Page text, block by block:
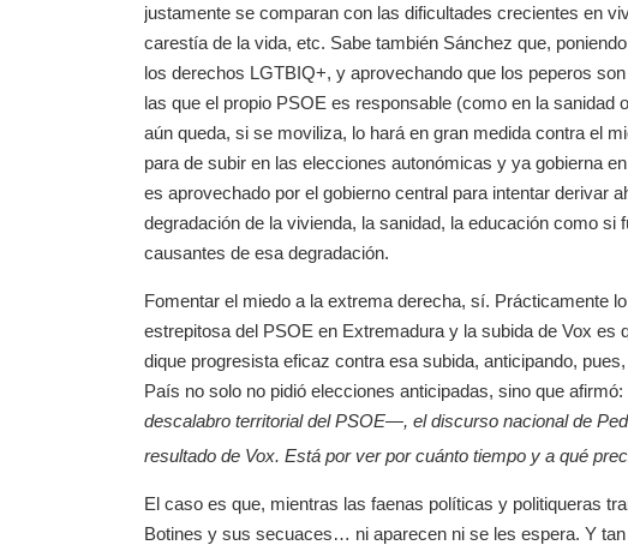
justamente se comparan con las dificultades crecientes en
carestía de la vida, etc. Sabe también Sánchez que,
los derechos LGTBIQ+, y aprovechando que los peperos
las que el propio PSOE es responsable (como en la sanidad
aún queda, si se moviliza, lo hará en gran medida contra el
para de subir en las elecciones autonómicas y ya gobierna
es aprovechado por el gobierno central para intentar derivar
degradación de la vivienda, la sanidad, la educación como
causantes de esa degradación.
Fomentar el miedo a la extrema derecha, sí. Prácticamente
estrepitosa del PSOE en Extremadura y la subida de Vox
dique progresista eficaz contra esa subida, anticipando,
País no solo no pidió elecciones anticipadas, sino que afirmó:
descalabro territorial del PSOE—, el discurso nacional de
resultado de Vox. Está por ver por cuánto tiempo y a qué
El caso es que, mientras las faenas políticas y politiqueras
Botines y sus secuaces… ni aparecen ni se les espera. Y